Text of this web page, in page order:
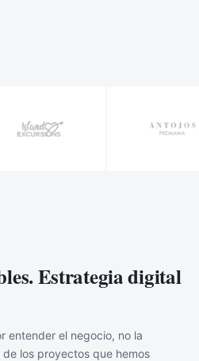
Estrategia digital
entender el negocio, no la
los proyectos que hemos